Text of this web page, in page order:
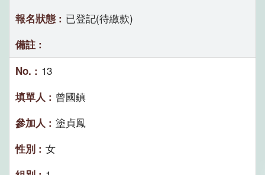
已登記(待繳款)
13
曾國鎮
塗貞鳳
女